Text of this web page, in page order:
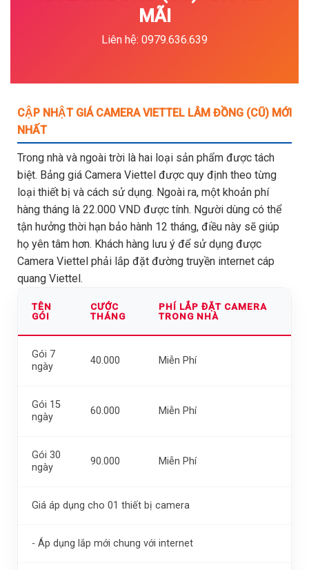
MÃI
Liên hệ: 0979.636.639
CẬP NHẬT GIÁ CAMERA VIETTEL LÂM ĐỒNG (CŨ) MỚI
NHẤT
Trong nhà và ngoài trời là hai loại sản phẩm được tách
biệt. Bảng giá Camera Viettel được quy định theo từng
loại thiết bị và cách sử dụng. Ngoài ra, một khoản phí
hàng tháng là 22.000 VND được tính. Người dùng có thể
tận hưởng thời hạn bảo hành 12 tháng, điều này sẽ giúp
họ yên tâm hơn. Khách hàng lưu ý để sử dụng được
Camera Viettel phải lắp đặt đường truyền internet cáp
quang Viettel.
TÊN
GÓI
CƯỚC
THÁNG
PHÍ LẮP ĐẶT CAMERA
TRONG NHÀ
Gói 7
ngày
40.000 Miễn Phí
Gói 15
ngày
60.000 Miễn Phí
Gói 30
ngày
90.000 Miễn Phí
Giá áp dụng cho 01 thiết bị camera
- Áp dụng lắp mới chung với internet